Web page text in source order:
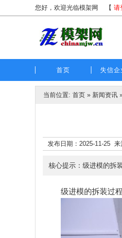
您好，欢迎光临模架网 【 请
首页 失信企
当前位置: 首页 » 新闻资讯
发布日期：2025-11-25
核心提示：级进模的拆
级进模的拆装过